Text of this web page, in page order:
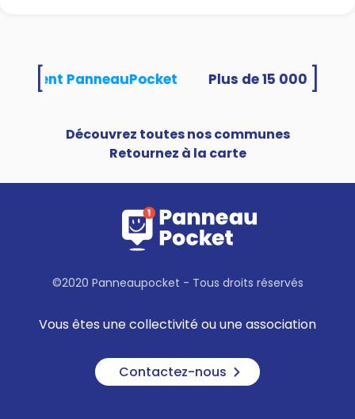
PanneauPocket
Découvrez toutes nos communes
Retournez à la carte
©2020 Panneaupocket - Tous droits réservés
Vous êtes une collectivité ou une association
Contactez-nous